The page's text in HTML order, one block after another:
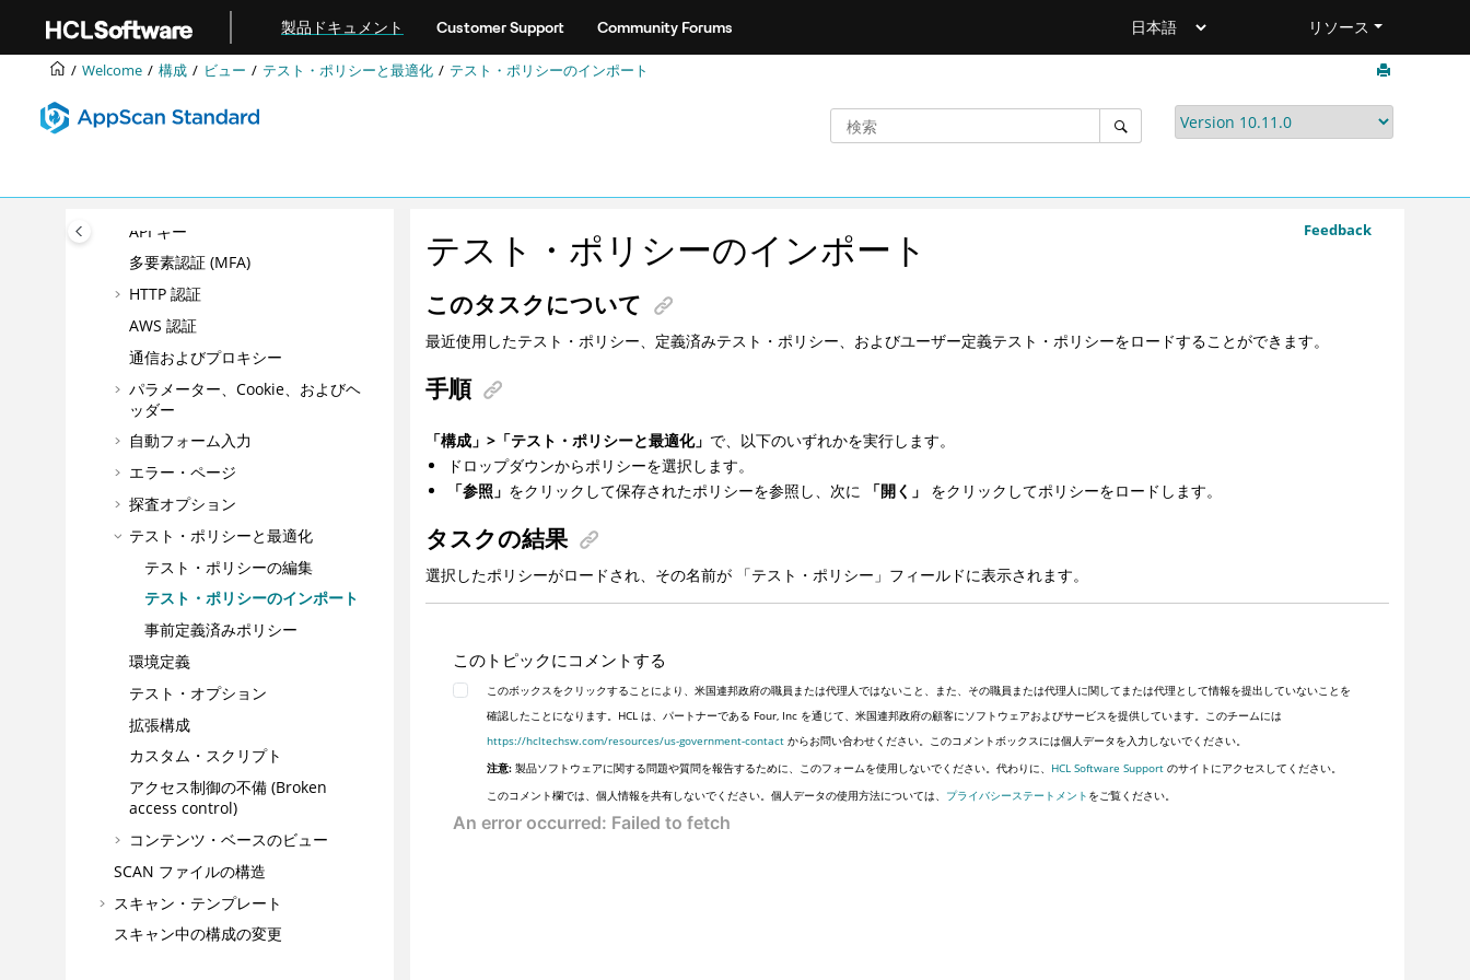
製品ドキュメント Customer Support Community Forums リソース
Welcome 構成 ビュー テスト・ポリシーと最適化 テスト・ポリシーのインポート
開始 URL およびドメイン
API
除外されるパスおよびファイル
マルチステップ操作
ログイン管理
API キー
多要素認証 (MFA)
HTTP 認証
AWS 認証
通信およびプロキシー
パラメーター、Cookie、およびヘ
ッダー
自動フォーム入力
エラー・ページ
探査オプション
テスト・ポリシーと最適化
テスト・ポリシーの編集
テスト・ポリシーのインポート
事前定義済みポリシー
環境定義
テスト・オプション
拡張構成
カスタム・スクリプト
アクセス制御の不備 (Broken
access control)
コンテンツ・ベースのビュー
SCAN ファイルの構造
スキャン・テンプレート
スキャン中の構成の変更
Feedback
テスト・ポリシーのインポート
このタスクについて
最近使用したテスト・ポリシー、定義済みテスト・ポリシー、およびユーザー定義テスト・ポリシーをロードすることができます。
手順
「構成」>「テスト・ポリシーと最適化」 で、以下のいずれかを実行します。
ドロップダウンからポリシーを選択します。
「参照」 をクリックして保存されたポリシーを参照し、次に 「開く」 をクリックしてポリシーをロードします。
タスクの結果
選択したポリシーがロードされ、その名前が 「テスト・ポリシー」フィールドに表示されます。
このトピックにコメントする
このボックスをクリックすることにより、米国連邦政府の職員または代理人ではないこと、また、その職員または代理人に関してまたは代理として情報を提出していないことを
確認したことになります。HCL は、パートナーである Four, Inc を通じて、米国連邦政府の顧客にソフトウェアおよびサービスを提供しています。このチームには
https://hcltechsw.com/resources/us-government-contact からお問い合わせください。このコメントボックスには個人データを入力しないでください。
注意: 製品ソフトウェアに関する問題や質問を報告するために、このフォームを使用しないでください。代わりに、 HCL Software Support のサイトにアクセスしてください。
このコメント欄では、個人情報を共有しないでください。個人データの使用方法については、 プライバシーステートメント をご覧ください。